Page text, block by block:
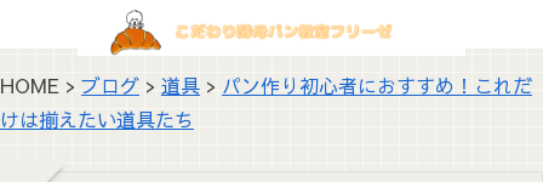
HOME > ブログ > 道具 > パン作り初心者におすすめ！これだ
けは揃えたい道具たち